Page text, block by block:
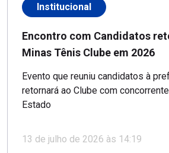
Institucional
Encontro com Candidatos
Minas Tênis Clube em 2026
Evento que reuniu candidatos à
retornará ao Clube com
Estado
13 de julho de 2026 às 14:19